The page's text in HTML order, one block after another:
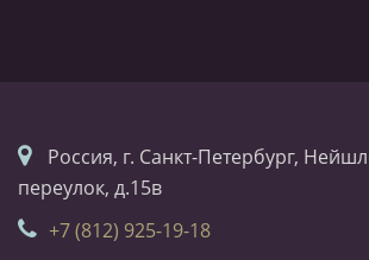
Россия, г. Санкт-Петербург,
переулок, д.15в
+7 (812) 925-19-18